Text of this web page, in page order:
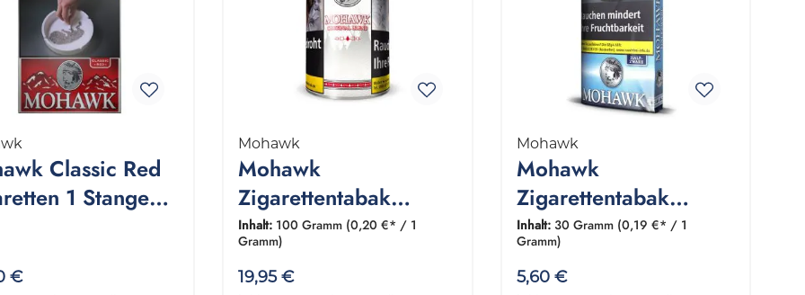
Classic Red
1 Stange
€
Mohawk
Mohawk
Zigarettentabak
Original Blend 1 Dose
100 Gramm
Inhalt: 100 Gramm (0,20 €* / 1
Gramm)
19,95 €
Mohawk
Mohawk
Zigarettentabak
Halfzware 1 Pouch 30
Gramm
Inhalt: 30 Gramm (0,19 €* / 1
Gramm)
5,60 €